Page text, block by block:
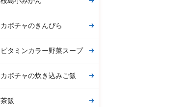
カボチャのきんぴら
ビタミンカラー野菜スープ
カボチャの炊き込みご飯
茶飯